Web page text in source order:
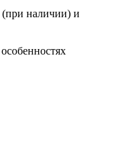
(при наличии) и